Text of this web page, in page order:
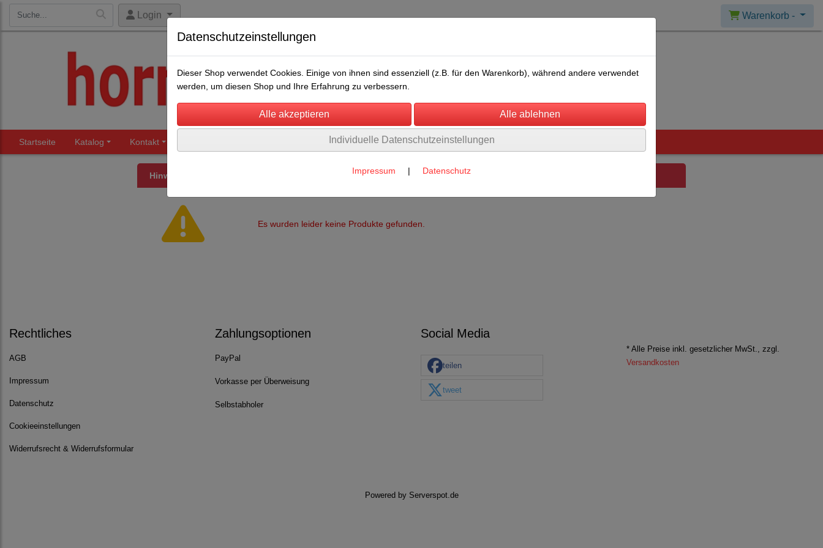
Login Warenkorb -
Startseite Katalog Kontakt Über uns Umwelt Rechtliches
Hinweis
Es wurden leider keine Produkte gefunden.
Rechtliches
AGB
Impressum
Datenschutz
Cookieeinstellungen
Widerrufsrecht & Widerrufsformular
Zahlungsoptionen
PayPal
Vorkasse per Überweisung
Selbstabholer
Social Media
teilen
tweet
* Alle Preise inkl. gesetzlicher MwSt., zzgl.
Versandkosten
Powered by Serverspot.de
Datenschutzeinstellungen
Dieser Shop verwendet Cookies. Einige von ihnen sind essenziell (z.B. für den Warenkorb), während andere verwendet
werden, um diesen Shop und Ihre Erfahrung zu verbessern.
Individuelle Datenschutzeinstellungen
Impressum | Datenschutz